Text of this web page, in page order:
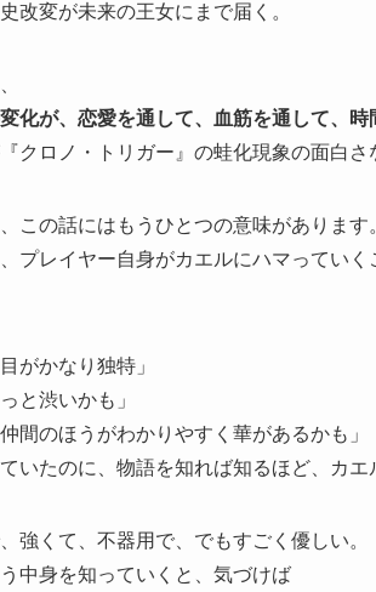
改変が未来の王女にまで届く。
化が、恋愛を通して、血筋を通して、時
クロノ・トリガー』の蛙化現象の面白さ
この話にはもうひとつの意味があります
プレイヤー自身がカエルにハマっていく
目がかなり独特」
と渋いかも」
仲間のほうがわかりやすく華があるかも」
いたのに、物語を知れば知るほど、カエ
強くて、不器用で、でもすごく優しい。
中身を知っていくと、気づけば